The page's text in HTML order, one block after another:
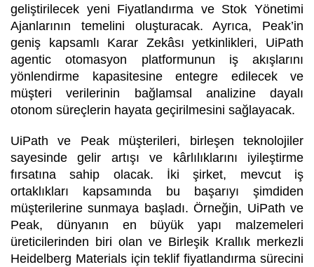
geliştirilecek yeni Fiyatlandırma ve Stok Yönetimi
Ajanlarının temelini oluşturacak. Ayrıca, Peak’in
geniş kapsamlı Karar Zekâsı yetkinlikleri, UiPath
agentic otomasyon platformunun iş akışlarını
yönlendirme kapasitesine entegre edilecek ve
müşteri verilerinin bağlamsal analizine dayalı
otonom süreçlerin hayata geçirilmesini sağlayacak.
UiPath ve Peak müşterileri, birleşen teknolojiler
sayesinde gelir artışı ve kârlılıklarını iyileştirme
fırsatına sahip olacak. İki şirket, mevcut iş
ortaklıkları kapsamında bu başarıyı şimdiden
müşterilerine sunmaya başladı. Örneğin, UiPath ve
Peak, dünyanın en büyük yapı malzemeleri
üreticilerinden biri olan ve Birleşik Krallık merkezli
Heidelberg Materials için teklif fiyatlandırma sürecini